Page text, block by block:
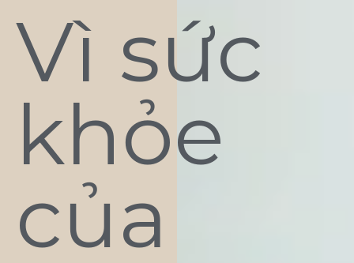
Vì sức
khỏe
của